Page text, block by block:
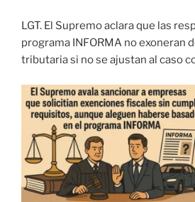
LGT. El Supremo aclara que las
programa INFORMA no exoneran
tributaria si no se ajustan al caso